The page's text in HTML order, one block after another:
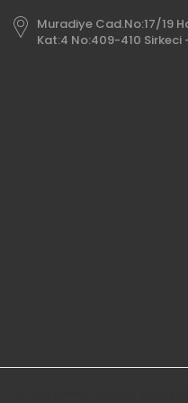
Muradiye Cad.No:17/19
Kat:4 No:409-410